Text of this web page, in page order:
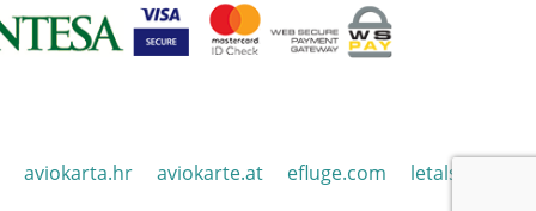
aviokarta.hr aviokarte.at efluge.com
letalska.si